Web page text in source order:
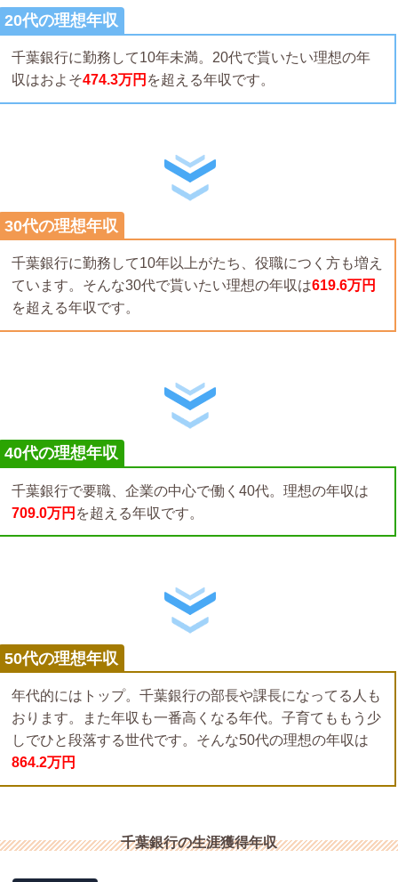
20代の理想年収
千葉銀行に勤務して10年未満。20代で貰いたい理想の年
収はおよそ474.3万円 を超える年収です。
30代の理想年収
千葉銀行に勤務して10年以上がたち、役職につく方も増え
ています。そんな30代で貰いたい理想の年収は619.6万円
を超える年収です。
40代の理想年収
千葉銀行で要職、企業の中心で働く40代。理想の年収は
709.0万円 を超える年収です。
50代の理想年収
年代的にはトップ。千葉銀行の部長や課長になってる人も
おります。また年収も一番高くなる年代。子育てももう少
しでひと段落する世代です。そんな50代の理想の年収は
864.2万円
千葉銀行の生涯獲得年収